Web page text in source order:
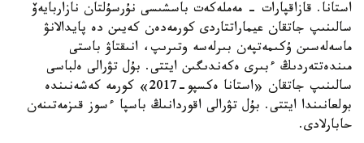
استانا. قازاقپارات - مەملەكەت باسشىسى نۇرسۇلتان نازاربايەۆ
سالىنىپ جاتقان عيماراتتاردى كورمەدەن كەيىن دە پايدالانۋ
ماسەلەسىن ۇكىمەتپەن بىرلەسە وتىرىپ، انىقتاۋ باستى
مىندەتتەردىڭ ءبىرى ەكەندىگىن ايتتى. بۇل تۋرالى ەلباسى
سالىنىپ جاتقان «استانا ەكسپو-2017» كورمە كەشەنىندە
بولعانىندا ايتتى. بۇل تۋرالى اقوردانىڭ باسپا ءسوز قىزمەتىنەن
حابارلادى.